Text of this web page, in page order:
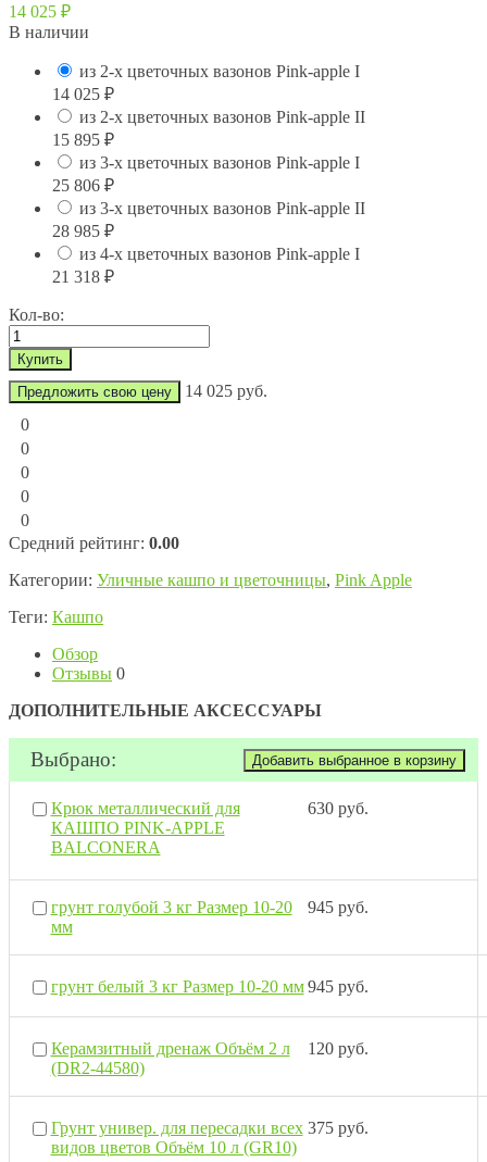
14 025 ₽
В наличии
из 2-х цветочных вазонов Pink-apple I
14 025 ₽
из 2-х цветочных вазонов Pink-apple II
15 895 ₽
из 3-х цветочных вазонов Pink-apple I
25 806 ₽
из 3-х цветочных вазонов Pink-apple II
28 985 ₽
из 4-х цветочных вазонов Pink-apple I
21 318 ₽
Кол-во:
Предложить свою цену
14 025 руб.
0
0
0
0
0
Средний рейтинг: 0.00
Категории: Уличные кашпо и цветочницы, Pink Apple
Теги: Кашпо
Обзор
Отзывы 0
ДОПОЛНИТЕЛЬНЫЕ АКСЕССУАРЫ
Выбрано:
Крюк металлический для
КАШПО PINK-APPLE
BALCONERA
630 руб.
грунт голубой 3 кг Размер 10-20
мм
945 руб.
грунт белый 3 кг Размер 10-20 мм 945 руб.
Керамзитный дренаж Объём 2 л
(DR2-44580)
120 руб.
Грунт универ. для пересадки всех
видов цветов Объём 10 л (GR10)
375 руб.